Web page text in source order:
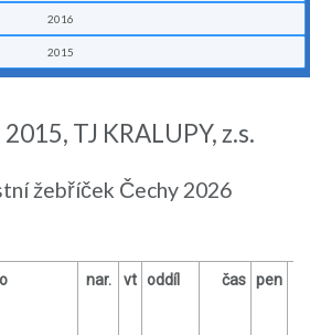
2016
2015
TJ KRALUPY, z.s.
žebříček Čechy 2026
nar. vt oddíl čas pen